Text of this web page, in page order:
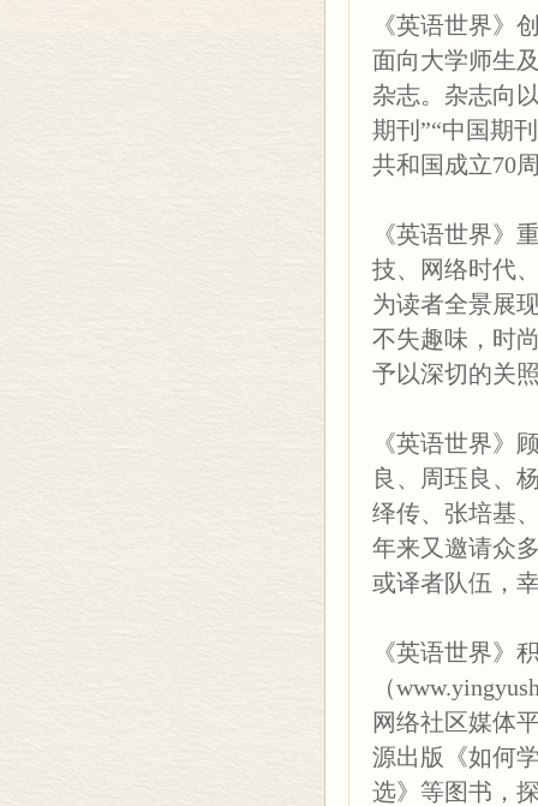
常设栏目包
象”，追踪娱乐
动态的“网络时
学问题的“心境
另外还不定期
杂志还注重
子的视野，由
深度报道。
《英语世界》
《英语世界》
The World of
社址：北京市
邮购部：北京
34/ Plastic Surgery and
科技天地
40/ Why Are Plants
网络时代
46/ Kids Need Special
艺坛
51/ Oarsmen at Chatou
时尚
53/ A Short History of
读书
人物
62/ Black Activists Who
心境
69/ 8 Tips to Beat
75/ Giant Pandas’
健康
81/ Want to Live
85/ Autism Linked to
《英语世界》
面向大学师生
杂志。杂志向
期刊”“中国期
共和国成立70
《英语世界》
技、网络时代
为读者全景展
不失趣味，时
予以深切的关
《英语世界》
良、周珏良、
绎传、张培基
年来又邀请众
或译者队伍，
《英语世界》
（
网络社区媒体
源出版《如何
选》等图书，